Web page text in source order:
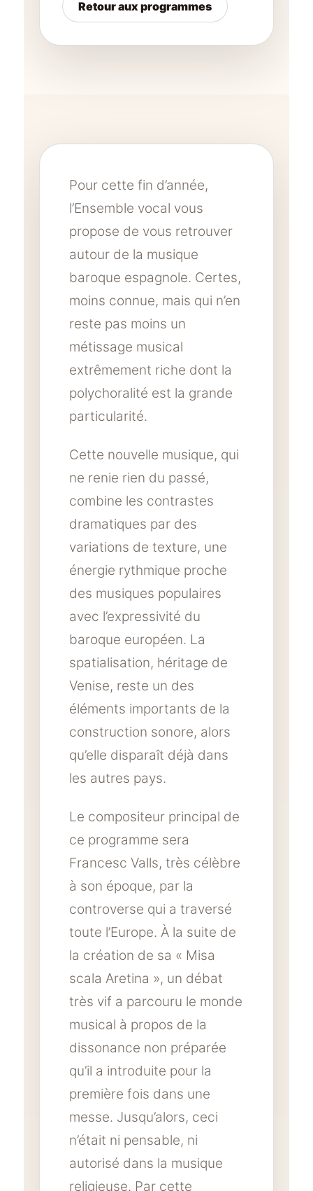
Retour aux programmes
Pour cette fin d’année,
l’Ensemble vocal vous
propose de vous retrouver
autour de la musique
baroque espagnole. Certes,
moins connue, mais qui n’en
reste pas moins un
métissage musical
extrêmement riche dont la
polychoralité est la grande
particularité.
Cette nouvelle musique, qui
ne renie rien du passé,
combine les contrastes
dramatiques par des
variations de texture, une
énergie rythmique proche
des musiques populaires
avec l’expressivité du
baroque européen. La
spatialisation, héritage de
Venise, reste un des
éléments importants de la
construction sonore, alors
qu’elle disparaît déjà dans
les autres pays.
Le compositeur principal de
ce programme sera
Francesc Valls, très célèbre
à son époque, par la
controverse qui a traversé
toute l’Europe. À la suite de
la création de sa « Misa
scala Aretina », un débat
très vif a parcouru le monde
musical à propos de la
dissonance non préparée
qu’il a introduite pour la
première fois dans une
messe. Jusqu’alors, ceci
n’était ni pensable, ni
autorisé dans la musique
religieuse. Par cette